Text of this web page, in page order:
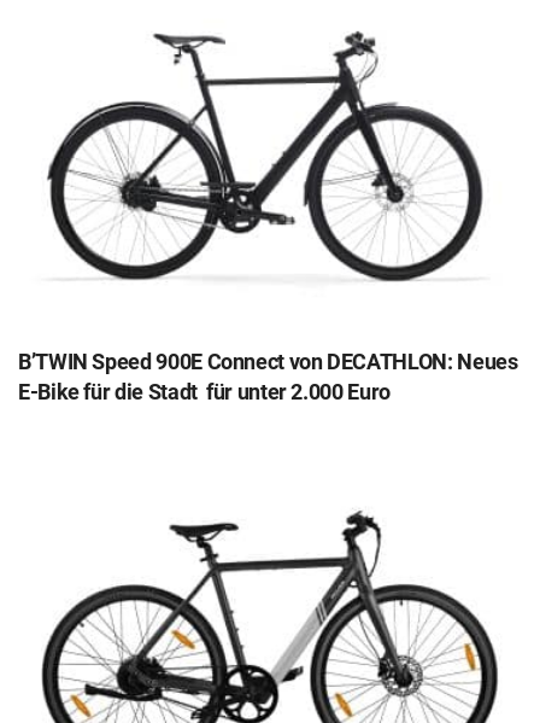
B’TWIN Speed 900E Connect von DECATHLON: Neues
E-Bike für die Stadt ‌ ‌für unter 2.000 Euro